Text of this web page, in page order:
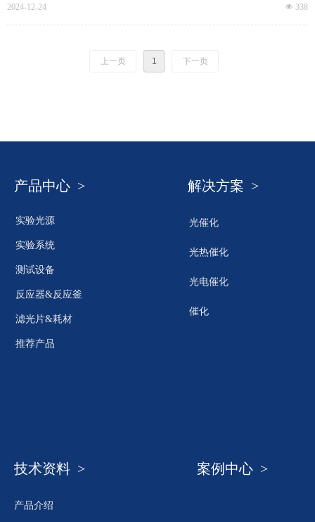
些早期的实践，虽然朴素，却为后世的催化科学埋下了种子。
넶 338
2024-12-24
上一页 1 下一页
产品中心 >
实验光源
实验系统
测试设备
反应器&反应釜
滤光片&耗材
推荐产品
解决方案 >
光催化
光热催化
光电催化
催化
技术资料 >
产品介绍
案例中心 >